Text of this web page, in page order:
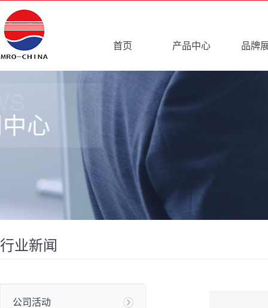
首页 产品中心 品牌
行业新闻
公司活动